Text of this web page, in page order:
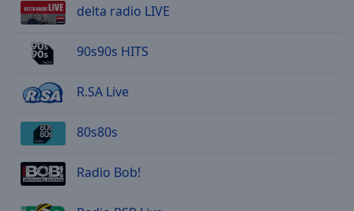
delta radio LIVE
90s90s HITS
R.SA Live
80s80s
Radio Bob!